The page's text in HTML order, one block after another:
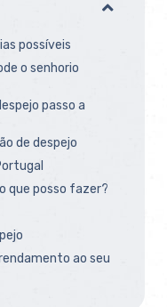
possíveis
o senhorio
passo a
de despejo
que posso fazer?
ao seu